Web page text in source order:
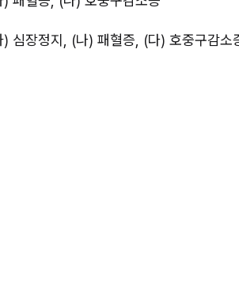
) 심장정지, (나) 패혈증, (다) 호중구감소